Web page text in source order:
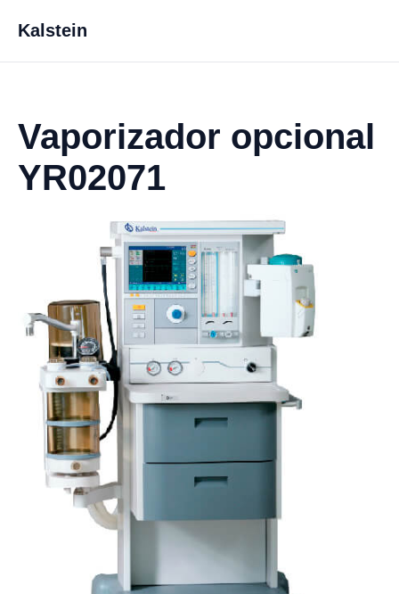
Kalstein
Vaporizador opcional
YR02071